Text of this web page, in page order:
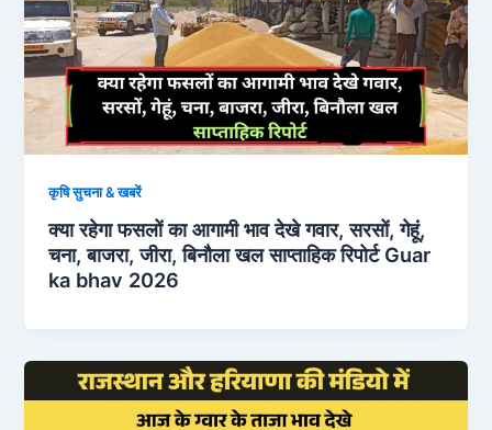
कृषि सुचना & खबरें
क्या रहेगा फसलों का आगामी भाव देखे गवार, सरसों, गेहूं,
चना, बाजरा, जीरा, बिनौला खल साप्ताहिक रिपोर्ट Guar
ka bhav 2026